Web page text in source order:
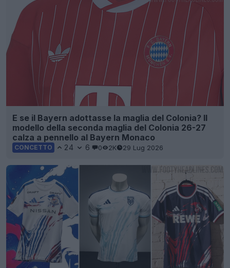
E se il Bayern adottasse la maglia del Colonia? Il
modello della seconda maglia del Colonia 26-27
calza a pennello al Bayern Monaco
CONCETTO 24 6 0 2K 29 Lug 2026